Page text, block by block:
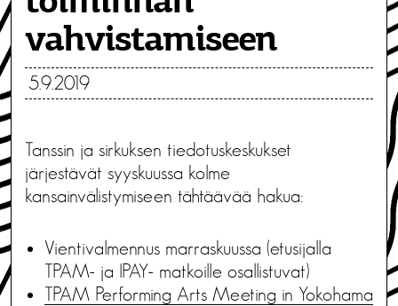
vahvistamiseen
5.9.2019
Tanssin ja sirkuksen tiedotuskeskukset
järjestävät syyskuussa kolme
kansainvälistymiseen tähtäävää hakua:
Vientivalmennus marraskuussa (etusijalla
TPAM- ja IPAY- matkoille osallistuvat)
TPAM Performing Arts Meeting in Yokohama